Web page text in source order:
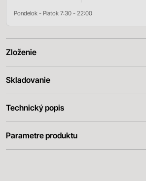
Pondelok - Piatok 7:30 - 22:00
Zloženie
Skladovanie
Technický popis
Parametre produktu